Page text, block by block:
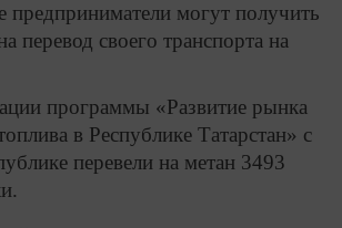
предприниматели могут получить
перевод своего транспорта на
программы «Развитие рынка
в Республике Татарстан» с
перевели на метан 3493